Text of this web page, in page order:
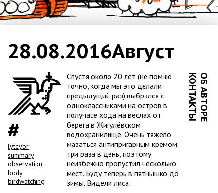
ОБ АВТОРЕ
КОНТАКТЫ
lytdybr
summary
observation
body
birdwatching
28.08.2016Август
Спустя около 20 лет (не помню
точно, когда мы это делали
предыдущий раз) выбрался с
одноклассниками на остров в
получасе хода на вёслах от
берега в Жигулёвском
водохранилище. Очень тяжело
мазаться антипригарным кремом
три раза в день, поэтому
неизбежно пропустил несколько
мест. Буду теперь в пятнышко до
зимы. Видели лиса: